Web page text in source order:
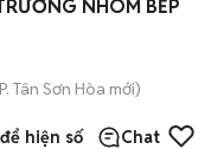
NHÓM BẾP
P. Tân Sơn Hòa mới)
hiện số Chat